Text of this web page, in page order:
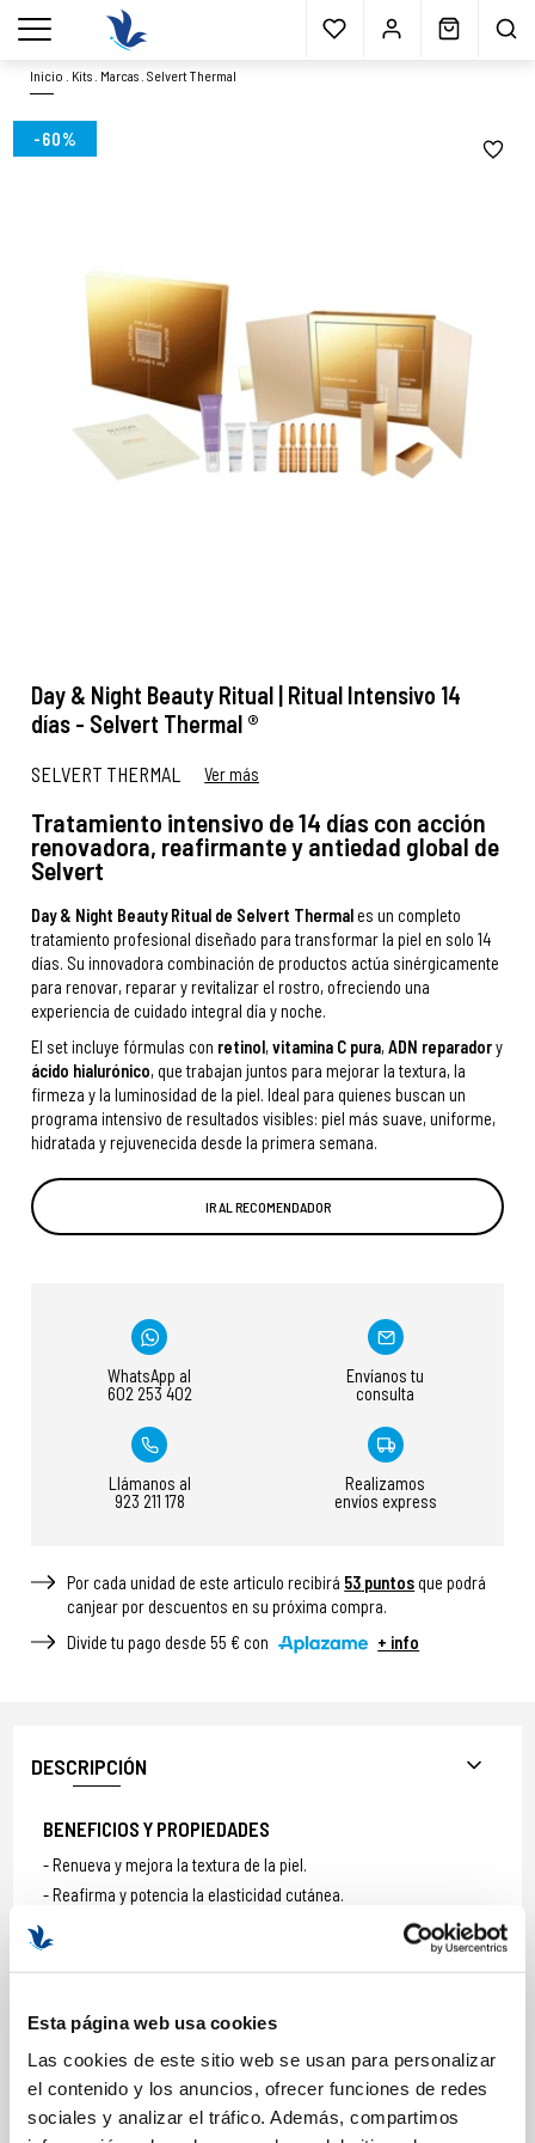
Esta página web usa cookies
Las cookies de este sitio web se usan para personalizar
el contenido y los anuncios, ofrecer funciones de redes
sociales y analizar el tráfico. Además, compartimos
Envío gratisa partir 40€* Muestras gratis Blog
menu
Inicio Kits Marcas .Selvert Thermal
-60%
Day & Night Beauty Ritual | Ritual Intensivo 14
días - Selvert Thermal ®
SELVERT THERMAL Ver más
Tratamiento intensivo de 14 días con acción
renovadora, reafirmante y antiedad global de
Selvert
Day & Night Beauty Ritual de Selvert Thermales un completo
tratamiento profesional diseñado para transformar la piel en solo 14
días. Su innovadora combinación de productos actúa sinérgicamente
para renovar, reparar y revitalizar el rostro, ofreciendo una
experiencia de cuidado integral día y noche.
El set incluye fórmulas con retinol,vitamina C pura,ADN reparadory
ácido hialurónico, que trabajan juntos para mejorar la textura, la
firmeza y la luminosidad de la piel. Ideal para quienes buscan un
programa intensivo de resultados visibles: piel más suave, uniforme,
hidratada y rejuvenecida desde la primera semana.
IR AL RECOMENDADOR
WhatsApp al
602 253 402
Envíanos tu
consulta
Llámanos al
923 211 178
Realizamos
envíos express
Por cada unidad de este articulo recibirá 53 puntos que podrá
canjear por descuentos en su próxima compra.
Divide tu pago desde 55 € con
+ info
DESCRIPCIÓN
BENEFICIOS Y PROPIEDADES
Renueva y mejora la textura de la piel.
Reafirma y potencia la elasticidad cutánea.
Combate arrugas, manchas y envejecimiento prematuro.
Renewal Scrub 5ml
Firming Flash Concentrate 2x2ml
Vitalizing Cream 5ml
Global Anti-Ageing Retinol Emulsion 50ml